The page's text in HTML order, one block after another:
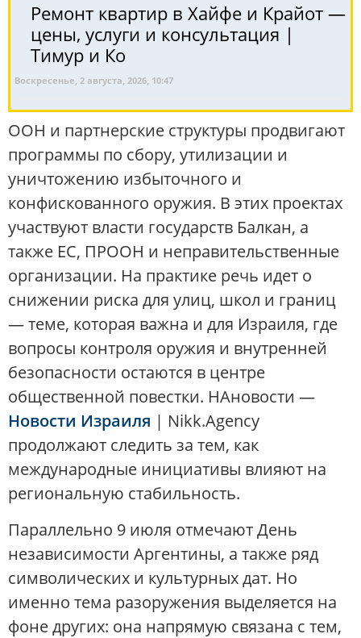
Ремонт квартир в Хайфе и Крайот —
цены, услуги и консультация |
Тимур и Ко
Воскресенье, 2 августа, 2026, 10:47
ООН и партнерские структуры продвигают
программы по сбору, утилизации и
уничтожению избыточного и
конфискованного оружия. В этих проектах
участвуют власти государств Балкан, а
также ЕС, ПРООН и неправительственные
организации. На практике речь идет о
снижении риска для улиц, школ и границ
— теме, которая важна и для Израиля, где
вопросы контроля оружия и внутренней
безопасности остаются в центре
общественной повестки. НАновости —
Новости Израиля | Nikk.Agency
продолжают следить за тем, как
международные инициативы влияют на
региональную стабильность.
Параллельно 9 июля отмечают День
независимости Аргентины, а также ряд
символических и культурных дат. Но
именно тема разоружения выделяется на
фоне других: она напрямую связана с тем,